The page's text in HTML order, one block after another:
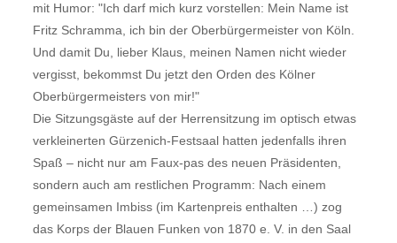
mit Humor: "Ich darf mich kurz vorstellen: Mein Name ist
Fritz Schramma, ich bin der Oberbürgermeister von Köln.
Und damit Du, lieber Klaus, meinen Namen nicht wieder
vergisst, bekommst Du jetzt den Orden des Kölner
Oberbürgermeisters von mir!"
Die Sitzungsgäste auf der Herrensitzung im optisch etwas
verkleinerten Gürzenich-Festsaal hatten jedenfalls ihren
Spaß – nicht nur am Faux-pas des neuen Präsidenten,
sondern auch am restlichen Programm: Nach einem
gemeinsamen Imbiss (im Kartenpreis enthalten …) zog
das Korps der Blauen Funken von 1870 e. V. in den Saal